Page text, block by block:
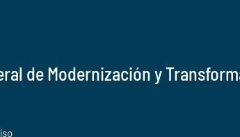
de Modernización y